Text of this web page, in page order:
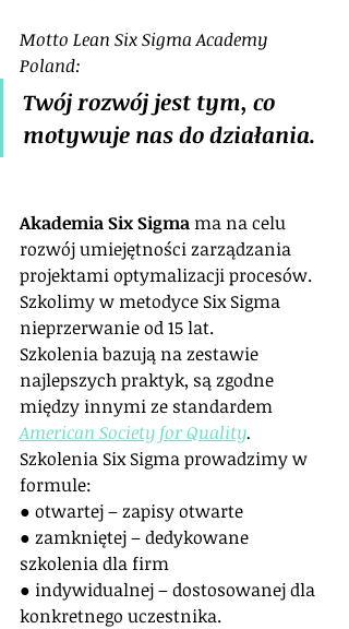
Motto Lean Six Sigma Academy
Poland:
Twój rozwój jest tym, co
motywuje nas do działania.
Akademia Six Sigma ma na celu
rozwój umiejętności zarządzania
projektami optymalizacji procesów.
Szkolimy w metodyce Six Sigma
nieprzerwanie od 15 lat.
Szkolenia bazują na zestawie
najlepszych praktyk, są zgodne
między innymi ze standardem
American Society for Quality.
Szkolenia Six Sigma prowadzimy w
formule:
● otwartej – zapisy otwarte
● zamkniętej – dedykowane
szkolenia dla firm
● indywidualnej – dostosowanej dla
konkretnego uczestnika.